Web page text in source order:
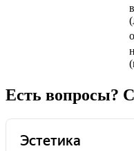
Есть вопросы?